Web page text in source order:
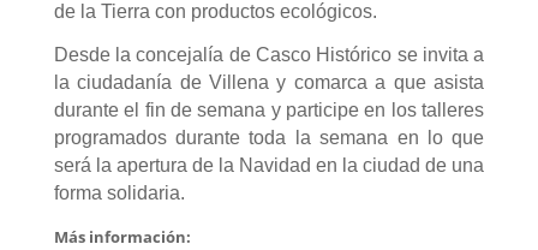
de la Tierra con productos ecológicos.
Desde la concejalía de Casco Histórico se invita a
la ciudadanía de Villena y comarca a que asista
durante el fin de semana y participe en los talleres
programados durante toda la semana en lo que
será la apertura de la Navidad en la ciudad de una
forma solidaria.
Más información: